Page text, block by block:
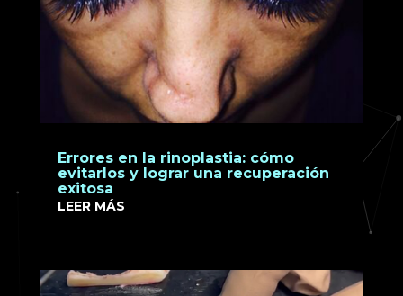
Errores en la rinoplastia: cómo
evitarlos y lograr una recuperación
exitosa
LEER MÁS